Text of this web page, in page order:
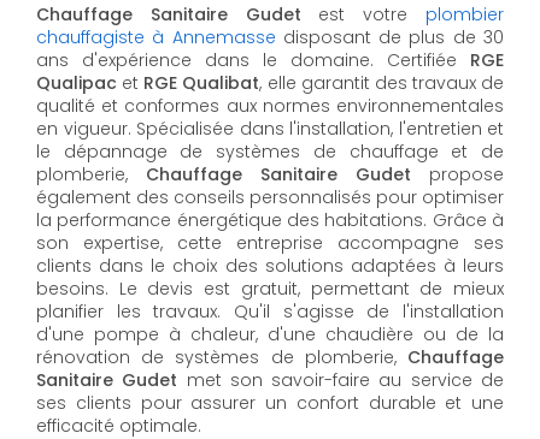
Chauffage Sanitaire Gudet est votre plombier
chauffagiste à Annemasse disposant de plus de 30
ans d'expérience dans le domaine. Certifiée RGE
Qualipac et RGE Qualibat, elle garantit des travaux de
qualité et conformes aux normes environnementales
en vigueur. Spécialisée dans l'installation, l'entretien et
le dépannage de systèmes de chauffage et de
plomberie, Chauffage Sanitaire Gudet propose
également des conseils personnalisés pour optimiser
la performance énergétique des habitations. Grâce à
son expertise, cette entreprise accompagne ses
clients dans le choix des solutions adaptées à leurs
besoins. Le devis est gratuit, permettant de mieux
planifier les travaux. Qu'il s'agisse de l'installation
d'une pompe à chaleur, d'une chaudière ou de la
rénovation de systèmes de plomberie,Chauffage
Sanitaire Gudet met son savoir-faire au service de
ses clients pour assurer un confort durable et une
efficacité optimale.